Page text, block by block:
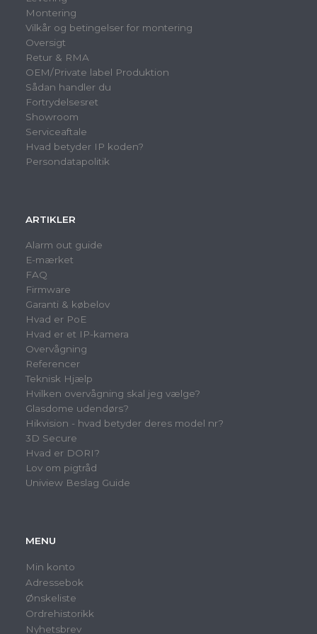
Montering
Vilkår og betingelser for montering
Oversigt
Retur & RMA
OEM/Private label Produktion
Sådan handler du
Fortrydelsesret
Showroom
Serviceaftale
Hvad betyder IP koden?
Persondatapolitik
ARTIKLER
Alarm out guide
E-mærket
FAQ
Firmware
Garanti & købelov
Hvad er PoE
Hvad er et IP-kamera
Overvågning
Referencer
Teknisk Hjælp
Hvilken overvågning skal jeg vælge?
Glasdome udendørs?
Hikvision - hvad betyder deres model nr?
3D Secure
Hvad er DORI?
Lov om pigtråd
Uniview Beslag Guide
MENU
Min konto
Adressebok
Ønskeliste
Ordrehistorikk
Nyhetsbrev